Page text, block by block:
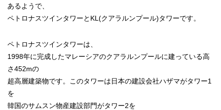
あるようで、
ペトロナスツインタワーとKL(クアラルンプール)タワーです。
ペトロナスツインタワーは、
1998年に完成したマレーシアのクアラルンプールに建っている高
さ452mの
超高層建築物です。このタワーは日本の建設会社ハザマがタワー1
を
韓国のサムスン物産建設部門がタワー2を